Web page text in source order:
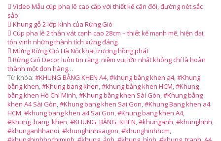
Video Mẫu cúp pha lê cao cấp với thiết kế cân đối, đường nét sắc
sảo
Khung gỗ 2 lớp kính của Rừng Gió
Cúp pha lê 2 thân vát cạnh cao 28cm – thiết kế mạnh mẽ, hiện đại,
tôn vinh những thành tích xứng đáng.
Mừng Rừng Gió Hà Nội khai trương hồng phát
Rừng Gió Decor luôn tin rằng, niềm vui lớn nhất không chỉ là hoàn
thành một đơn hàng…
Từ khóa: #KHUNG BẰNG KHEN A4,#khung bằng khen a4,#Khung
bằng khen,#Khung bang khen,#khung bằng khen HCM,#Khung
bằng khen Hồ Chí Minh,#Khung bằng khen Sài Gòn,#Khung bằng
khen A4 Sài Gòn,#Khung bang khen Sai Gon,#Khung Bang khen a4
HCM,#khung bang khen a4 Sai Gon,#Khung bang khen A4,
#Khung_bang_khen,#KHUNG_BẰNG_KHEN,#khunganh,#khunghinh,
#khunganhhanoi,#khunghinhsaigon,#khunghinhhcm,